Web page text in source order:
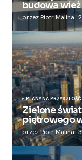
budowa wież
przez Piotr Malina
PLANY NA PRZYSZŁOŚĆ
Zielone
piętrowego
przez Piotr Malina